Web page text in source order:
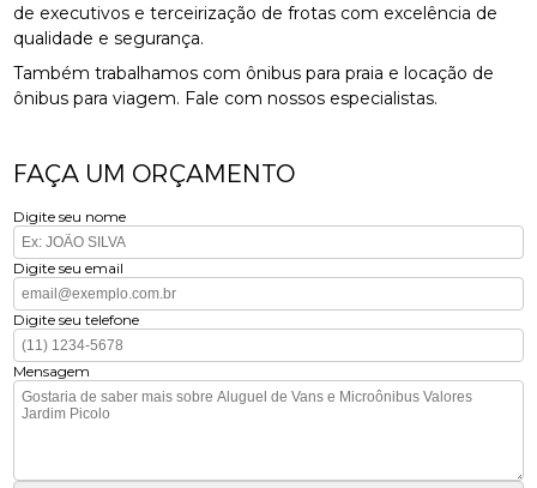
de executivos e terceirização de frotas com excelência de
qualidade e segurança.
Também trabalhamos com ônibus para praia e locação de
ônibus para viagem. Fale com nossos especialistas.
FAÇA UM ORÇAMENTO
Digite seu nome
Digite seu email
Digite seu telefone
Mensagem